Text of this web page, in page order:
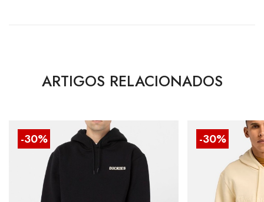
ARTIGOS RELACIONADOS
-30% -30%